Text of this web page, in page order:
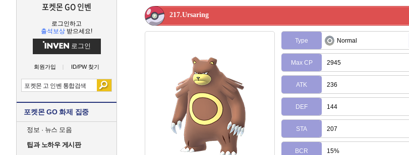
포켓몬 GO 인벤
로그인하고
출석보상 받으세요!
로그인
회원가입 ID/PW 찾기
포켓몬 GO 화제 집중
정보 · 뉴스 모음
팁과 노하우 게시판
217.Ursaring
Type Normal
Max CP 2945
ATK 236
DEF 144
STA 207
BCR 15%